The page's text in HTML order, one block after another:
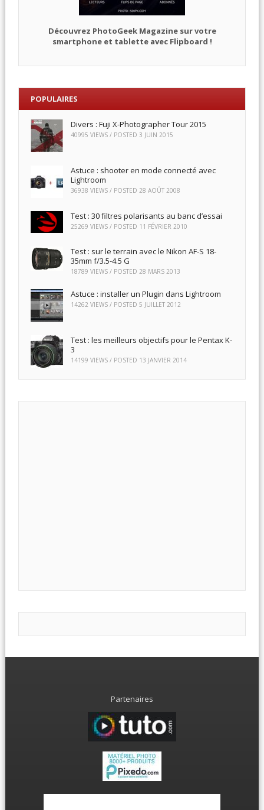
Découvrez PhotoGeek Magazine sur votre
smartphone et tablette avec Flipboard !
POPULAIRES
Divers : Fuji X-Photographer Tour 2015
40995 VIEWS / POSTED 3 JUIN 2015
Astuce : shooter en mode connecté avec
Lightroom
36938 VIEWS / POSTED 28 AOÛT 2008
Test : 30 filtres polarisants au banc d’essai
25269 VIEWS / POSTED 11 FÉVRIER 2010
Test : sur le terrain avec le Nikon AF-S 18-
35mm f/3.5-4.5 G
18789 VIEWS / POSTED 28 MARS 2013
Astuce : installer un Plugin dans Lightroom
14262 VIEWS / POSTED 5 JUILLET 2012
Test : les meilleurs objectifs pour le Pentax K-
3
14199 VIEWS / POSTED 13 JANVIER 2014
Partenaires